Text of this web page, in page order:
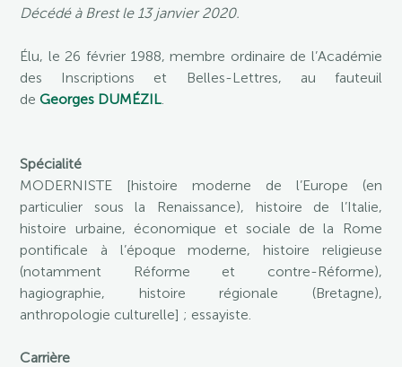
Décédé à Brest le 13 janvier 2020.
Élu, le 26 février 1988, membre ordinaire de l’Académie
des Inscriptions et Belles-Lettres, au fauteuil
deGeorges DUMÉZIL.
Spécialité
MODERNISTE [histoire moderne de l’Europe (en
particulier sous la Renaissance), histoire de l’Italie,
histoire urbaine, économique et sociale de la Rome
pontificale à l’époque moderne, histoire religieuse
(notamment Réforme et contre-Réforme),
hagiographie, histoire régionale (Bretagne),
anthropologie culturelle] ; essayiste.
Carrière